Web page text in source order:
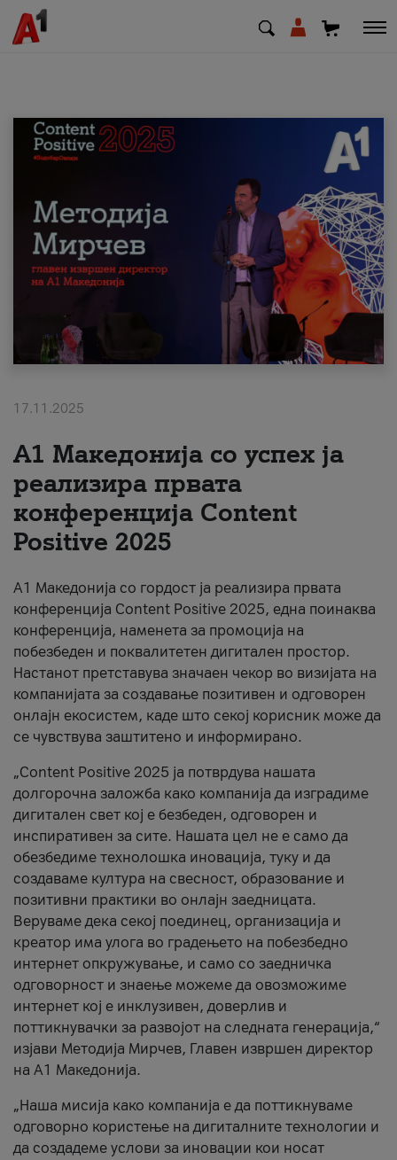
МК EN
Приватни Деловни
Поддршка
Надополни кредит
#ПодобарОнлајн
17.11.2025
А1 Македонија со успех ја
реализира првата
конференција Content
Positive 2025
А1 Македонија со гордост ја реализира првата
конференција Content Positive 2025, една поинаква
конференција, наменета за промоција на
побезбеден и поквалитетен дигитален простор.
Настанот претставува значаен чекор во визијата на
компанијата за создавање позитивен и одговорен
онлајн екосистем, каде што секој корисник може да
се чувствува заштитено и информирано.
„Content Positive 2025 ја потврдува нашата
долгорочна заложба како компанија да изградиме
дигитален свет кој е безбеден, одговорен и
инспиративен за сите. Нашата цел не е само да
обезбедиме технолошка иновација, туку и да
создаваме култура на свесност, образование и
позитивни практики во онлајн заедницата.
Веруваме дека секој поединец, организација и
креатор има улога во градењето на побезбедно
интернет опкружување, и само со заедничка
одговорност и знаење можеме да овозможиме
интернет кој е инклузивен, доверлив и
поттикнувачки за развојот на следната генерација,“
изјави Методија Мирчев, Главен извршен директор
на А1 Македонија.
„Наша мисија како компанија е да поттикнуваме
одговорно користење на дигиталните технологии и
да создадеме услови за иновации кои носат